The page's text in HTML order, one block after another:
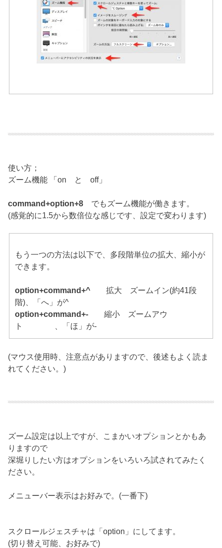
使い方；
ズーム機能 「on と off」
command+option+8 でもズーム機能が働きます。
(感覚的に1.5から数倍位な感じです、設定で変わります)
もう一つの方法は以下で、多段階単位の拡大、縮小が
できます。
option+command+^拡大 ズームイン(約41段
階)、「へ」が^
option+command+-縮小 ズームアウ
ト 、「ほ」が-
(マウス使用時、注意点がありますので、後述もよく読ま
れてください。)
ズーム設定は以上ですが、こまかいオプションとかもあ
りますので
深堀りしたい方はオプションをいろいろ試されてみたく
ださい。
メニューバー表示はお好みで。(一番下)
スクロールジェスチャは「option」にしてます。
(切り替え可能、お好みで)